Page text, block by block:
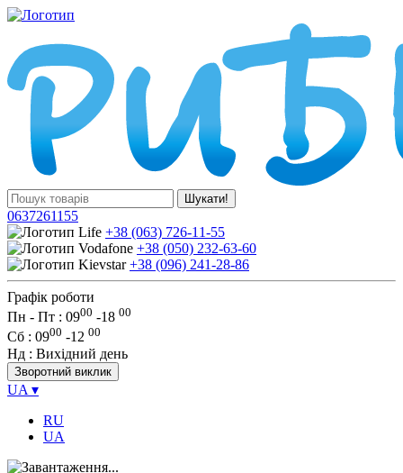
Шукати!
0637261155
+38 (063) 726-11-55
+38 (050) 232-63-60
+38 (096) 241-28-86
Графік роботи
Пн - Пт : 0900 -18 00
Сб : 0900 -12 00
Нд : Вихідний день
Зворотний виклик
UA ▾
RU
UA